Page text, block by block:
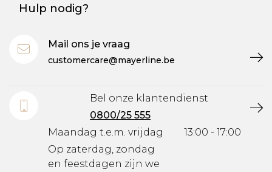
Hulp nodig?
Mail ons je vraag
customercare@mayerline.be
Bel onze klantendienst
0800/25 555
Maandag t.e.m. vrijdag
Op zaterdag, zondag
en feestdagen zijn we
13:00 - 17:00